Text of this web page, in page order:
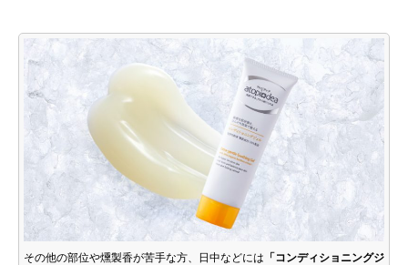
その他の部位や燻製香が苦手な方、日中などには 「コンディショニングジ